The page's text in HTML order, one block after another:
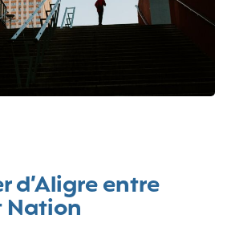
d’Aligre entre
Nation